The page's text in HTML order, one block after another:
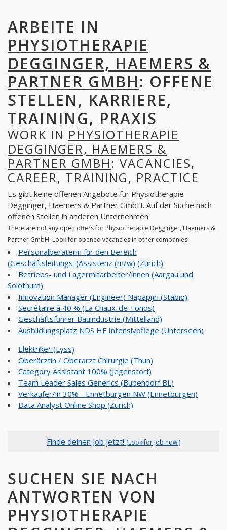
ARBEITE IN
PHYSIOTHERAPIE
DEGGINGER, HAEMERS &
PARTNER GMBH: OFFENE
STELLEN, KARRIERE,
TRAINING, PRAXIS
WORK IN PHYSIOTHERAPIE
DEGGINGER, HAEMERS &
PARTNER GMBH: VACANCIES,
CAREER, TRAINING, PRACTICE
Es gibt keine offenen Angebote für Physiotherapie
Degginger, Haemers & Partner GmbH. Auf der Suche nach
offenen Stellen in anderen Unternehmen
There are not any open offers for Physiotherapie Degginger, Haemers &
Partner GmbH. Look for opened vacancies in other companies
Personalberaterin für den Bereich
(Geschäftsleitungs-)Assistenz (m/w) (Zürich)
Betriebs- und Lagermitarbeiter/innen (Aargau und
Solothurn)
Innovation Manager (Engineer) Napapijri (Stabio)
Secrétaire à 40 % (La Chaux-de-Fonds)
Geschäftsführer Bauindustrie (Mittelland)
Ausbildungsplatz NDS HF Intensivpflege (Unterseen)
Elektriker (Lyss)
Oberärztin / Oberarzt Chirurgie (Thun)
Category Assistant 100% (Jegenstorf)
Team Leader Sales Generics (Bubendorf BL)
Verkäufer/in 30% - Ennetbürgen NW (Ennetbürgen)
Data Analyst Online Shop (Zürich)
Finde deinen Job jetzt! (Look for job now!)
SUCHEN SIE NACH
ANTWORTEN VON
PHYSIOTHERAPIE